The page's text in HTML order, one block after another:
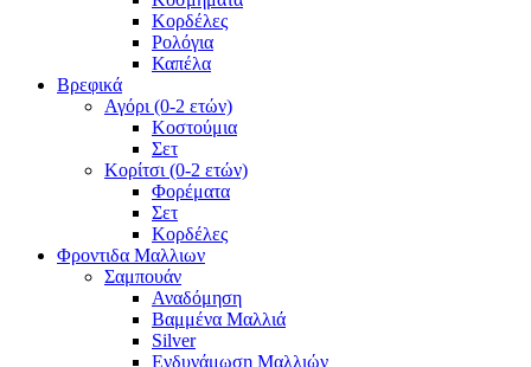
Κορδέλες
Ρολόγια
Καπέλα
Βρεφικά
Αγόρι (0-2 ετών)
Κοστούμια
Σετ
Κορίτσι (0-2 ετών)
Φορέματα
Σετ
Κορδέλες
Φροντιδα Μαλλιων
Σαμπουάν
Αναδόμηση
Βαμμένα Μαλλιά
Silver
Ενδυνάμωση Μαλλιών